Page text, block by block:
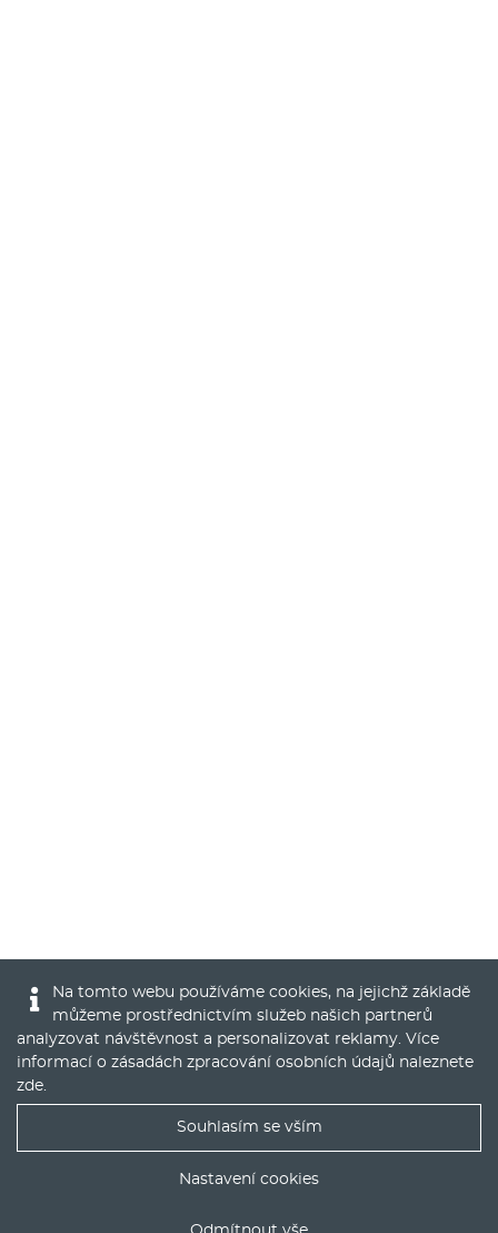
Na tomto webu používáme cookies, na jejichž základě
můžeme prostřednictvím služeb našich partnerů
analyzovat návštěvnost a personalizovat reklamy. Více
informací o zásadách zpracování osobních údajů naleznete
zde.
Souhlasím se vším
Nastavení cookies
Nejlepší nabídky operáku do Vašeho emailu